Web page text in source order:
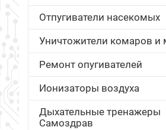
Отпугиватели насекомых
Уничтожители комаров и
Ремонт опугивателей
Ионизаторы воздуха
Дыхательные тренажеры
Самоздрав